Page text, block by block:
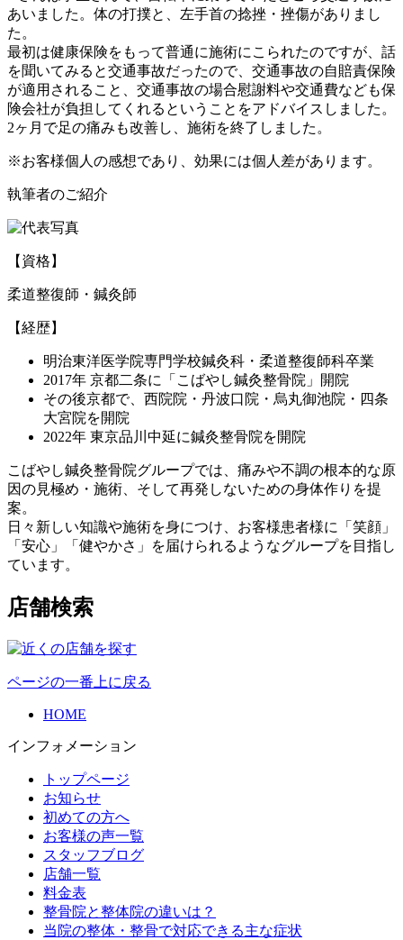
あいました。体の打撲と、左手首の捻挫・挫傷がありまし
た。
最初は健康保険をもって普通に施術にこられたのですが、話
を聞いてみると交通事故だったので、交通事故の自賠責保険
が適用されること、交通事故の場合慰謝料や交通費なども保
険会社が負担してくれるということをアドバイスしました。
2ヶ月で足の痛みも改善し、施術を終了しました。
※お客様個人の感想であり、効果には個人差があります。
執筆者のご紹介
【資格】
柔道整復師・鍼灸師
【経歴】
明治東洋医学院専門学校鍼灸科・柔道整復師科卒業
2017年 京都二条に「こばやし鍼灸整骨院」開院
その後京都で、西院院・丹波口院・烏丸御池院・四条
大宮院を開院
2022年 東京品川中延に鍼灸整骨院を開院
こばやし鍼灸整骨院グループでは、痛みや不調の根本的な原
因の見極め・施術、そして再発しないための身体作りを提
案。
日々新しい知識や施術を身につけ、お客様患者様に「笑顔」
「安心」「健やかさ」を届けられるようなグループを目指し
ています。
店舗検索
ページの一番上に戻る
HOME
インフォメーション
トップページ
お知らせ
初めての方へ
お客様の声一覧
スタッフブログ
店舗一覧
料金表
整骨院と整体院の違いは？
当院の整体・整骨で対応できる主な症状